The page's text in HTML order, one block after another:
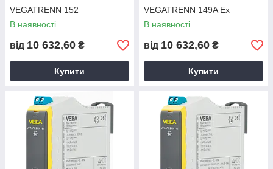
VEGATRENN 152
В наявності
від 10 632,60 ₴
Купити
VEGATRENN 149A Ex
В наявності
від 10 632,60 ₴
Купити